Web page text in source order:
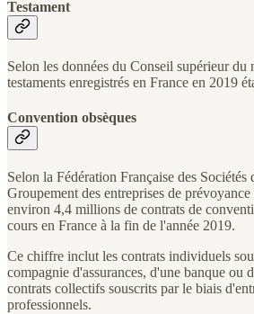
Testament
Selon les données du Conseil supérieur du
testaments enregistrés en France en 2019
Convention obsèques
Selon la Fédération Française des
Groupement des entreprises de
environ 4,4 millions de contrats de
cours en France à la fin de l'année 2019.
Ce chiffre inclut les contrats individuels
compagnie d'assurances, d'une banque ou
contrats collectifs souscrits par le biais
professionnels.